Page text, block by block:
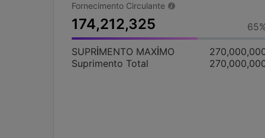
Fornecimento Circulante
174,212,325
SUPRİMENTO MAXİMO
Suprimento Total